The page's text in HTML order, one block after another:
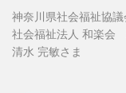
神奈川県社会福祉協
社会福祉法人 和楽会
清水 完敏さま